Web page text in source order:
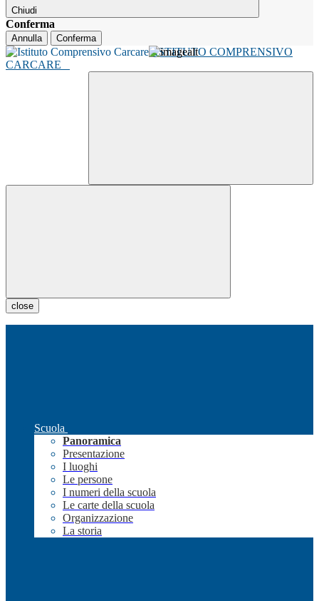
Chiudi
Conferma
Annulla Conferma
ISTITUTO COMPRENSIVO
CARCARE
close
Scuola
Panoramica
Presentazione
I luoghi
Le persone
I numeri della scuola
Le carte della scuola
Organizzazione
La storia